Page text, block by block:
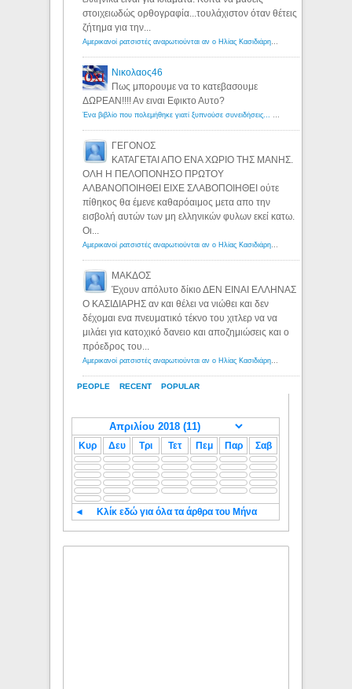
PEOPLE RECENT POPULAR
στοιχειωδώς ορθογραφία...τουλάχιστον όταν θέτεις
ζήτημα για την...
Αμερικανοί ρατσιστές αναρωτιούνται αν ο Ηλίας Κασιδιάρης ανήκει στη λευκή φυλή... - Λόγιος Ερμής
Νικολαος46
Πως μπορουμε να το κατεβασουμε
ΔΩΡΕΑΝ!!!! Αν ειναι Εφικτο Αυτο?
Ένα βιβλίο που πολεμήθηκε γιατί ξυπνούσε συνειδήσεις... - Λόγιος Ερμής | Η γνώση ξεκινάει με την αναζήτηση...
ΓΕΓΟΝΟΣ
ΚΑΤΑΓΕΤΑΙ ΑΠΟ ΕΝΑ ΧΩΡΙΟ ΤΗΣ ΜΑΝΗΣ.
ΟΛΗ Η ΠΕΛΟΠΟΝΗΣΟ ΠΡΩΤΟΥ
ΑΛΒΑΝΟΠΟΙΗΘΕΙ ΕΙΧΕ ΣΛΑΒΟΠΟΙΗΘΕΙ ούτε
πίθηκος θα έμενε καθαρόαιμος μετα απο την
εισβολή αυτών των μη ελληνικών φυλων εκεί κατω.
Οι...
Αμερικανοί ρατσιστές αναρωτιούνται αν ο Ηλίας Κασιδιάρης ανήκει στη λευκή φυλή... - Λόγιος Ερμής
ΜΑΚΔΟΣ
Έχουν απόλυτο δίκιο ΔΕΝ ΕΙΝΑΙ ΕΛΛΗΝΑΣ
Ο ΚΑΣΙΔΙΑΡΗΣ αν και θέλει να νιώθει και δεν
δέχομαι ενα πνευματικό τέκνο του χιτλερ να να
μιλάει για κατοχικό δανειο και αποζημιώσεις και ο
πρόεδρος του...
Αμερικανοί ρατσιστές αναρωτιούνται αν ο Ηλίας Κασιδιάρης ανήκει στη λευκή φυλή... - Λόγιος Ερμής
Κυρ Δευ Τρι Τετ Πεμ Παρ Σαβ
◄ Κλίκ εδώ για όλα τα άρθρα του Μήνα